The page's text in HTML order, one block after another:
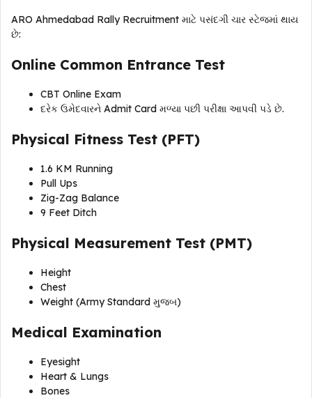
ARO Ahmedabad Rally Recruitment માટે પસંદગી ચાર સ્ટેજમાં થાય
છે:
Online Common Entrance Test
CBT Online Exam
દરેક ઉમેદવારને Admit Card મળ્યા પછી પરીક્ષા આપવી પડે છે.
Physical Fitness Test (PFT)
1.6 KM Running
Pull Ups
Zig-Zag Balance
9 Feet Ditch
Physical Measurement Test (PMT)
Height
Chest
Weight (Army Standard મુજબ)
Medical Examination
Eyesight
Heart & Lungs
Bones